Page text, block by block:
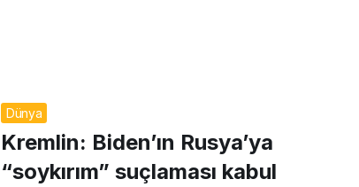
Dünya
Kremlin: Biden’ın Rusya’ya
“soykırım” suçlaması kabul